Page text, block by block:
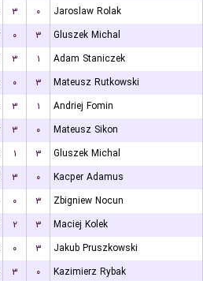
۳ ۰
Jaroslaw Rolak
۰ ۳
Gluszek Michal
۳ ۱
Adam Staniczek
۰ ۳
Mateusz Rutkowski
۳ ۱
Andriej Fomin
۳ ۰
Mateusz Sikon
۱ ۳
Gluszek Michal
۳ ۰
Kacper Adamus
۰ ۳
Zbigniew Nocun
۲ ۳
Maciej Kolek
۰ ۳
Jakub Pruszkowski
۳ ۰
Kazimierz Rybak